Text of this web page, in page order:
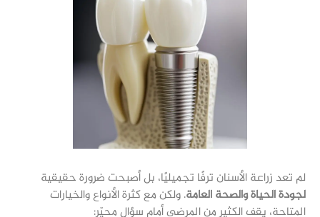
لم تعد زراعة الأسنان ترفًا تجميليًا، بل أصبحت ضرورة حقيقية
لجودة الحياة والصحة العامة. ولكن مع كثرة الأنواع والخيارات
المتاحة، يقف الكثير من المرضى أمام سؤال محيّر: